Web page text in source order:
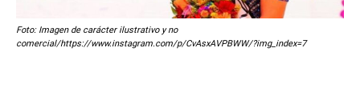
Foto: Imagen de carácter ilustrativo y no
comercial/https://www.instagram.com/p/CvAsxAVPBWW/?img_index=7